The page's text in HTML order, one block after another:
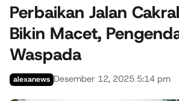
Perbaikan Jalan
Bikin Macet,
Waspada
alexanews Desember 12, 2025 5:14 pm